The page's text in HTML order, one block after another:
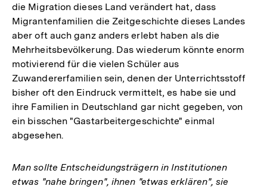
die Migration dieses Land verändert hat, dass
Migrantenfamilien die Zeitgeschichte dieses Landes
aber oft auch ganz anders erlebt haben als die
Mehrheitsbevölkerung. Das wiederum könnte enorm
motivierend für die vielen Schüler aus
Zuwandererfamilien sein, denen der Unterrichtsstoff
bisher oft den Eindruck vermittelt, es habe sie und
ihre Familien in Deutschland gar nicht gegeben, von
ein bisschen "Gastarbeitergeschichte" einmal
abgesehen.
Man sollte Entscheidungsträgern in Institutionen
etwas "nahe bringen", ihnen "etwas erklären", sie